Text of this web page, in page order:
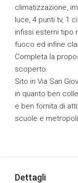
climatizzazione,
luce, 4 punti tv, 1
infissi esterni tipo
fuoco ed infine
Completa la
scoperto.
Sito in Via San
in quanto ben
e ben fornita di
scuole e
Dettagli